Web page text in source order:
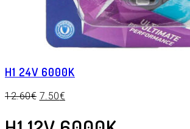
H1 24V 6000K
12.60€ 7.50€